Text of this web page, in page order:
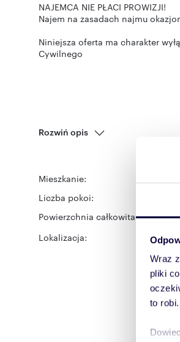
Wraz z
pliki
to robi.
NAJEMCA NIE PŁACI PROWIZJI!
Najem na zasadach najmu
Niniejsza oferta ma charakter
Cywilnego
Rozwiń opis
Mieszkanie:
Liczba pokoi:
Powierzchnia całkowita:
Lokalizacja: